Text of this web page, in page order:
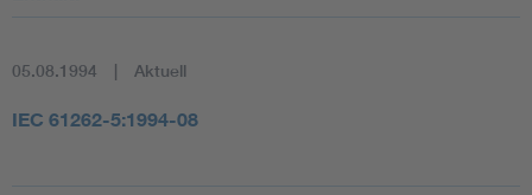
Cybersecurity in der Industrieautomatisierung
DIN VDE 0100 für sichere Elektroinstallationen
05.08.1994 Aktuell
IEC 61262-5:1994-08